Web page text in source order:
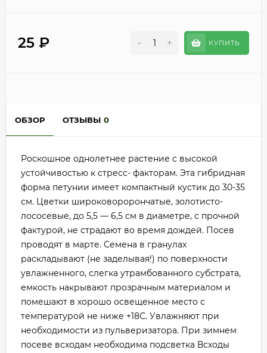
25 ₽ - + КУПИТЬ
ОБЗОР ОТЗЫВЫ 0
Роскошное однолетнее растение с высокой
устойчивостью к стресс- факторам. Эта гибридная
форма петунии имеет компактный кустик до 30-35
см. Цветки широковорорончатые, золотисто-
лососевые, до 5,5 — 6,5 см в диаметре, с прочной
фактурой, не страдают во время дождей. Посев
проводят в марте. Семена в гранулах
раскладывают (не заделывая!) по поверхности
увлажненного, слегка утрамбованного субстрата,
емкость накрывают прозрачным материалом и
помешают в хорошо освещенное место с
температурой не ниже +18С. Увлажняют при
необходимости из пульверизатора. При зимнем
посеве всходам необходима подсветка Всходы